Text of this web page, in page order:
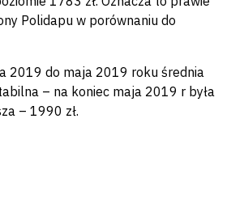
Polidapu w porównaniu do
2019 do maja 2019 roku średnia
– na koniec maja 2019 r była
– 1990 zł.